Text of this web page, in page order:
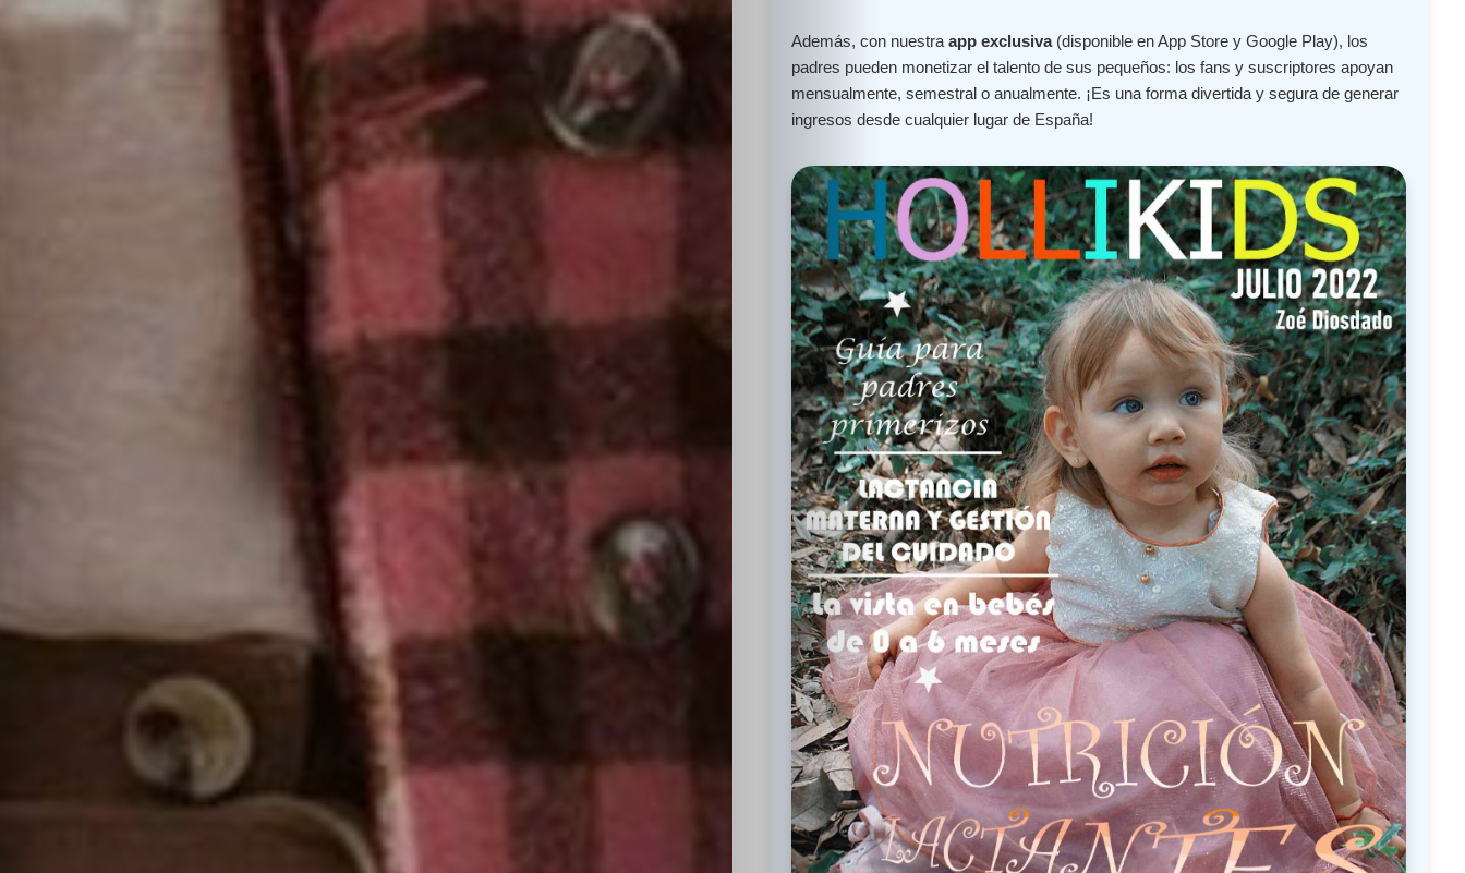
Además, con nuestra app exclusiva(disponible en App Store y Google Play), los
padres pueden monetizar el talento de sus pequeños: los fans y suscriptores apoyan
mensualmente, semestral o anualmente. ¡Es una forma divertida y segura de generar
ingresos desde cualquier lugar de España!